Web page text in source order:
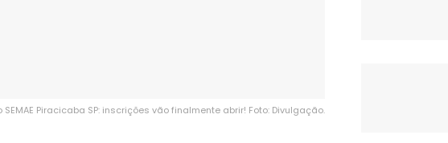
SEMAE Piracicaba SP: inscrições vão finalmente abrir! Foto: Divulgação.